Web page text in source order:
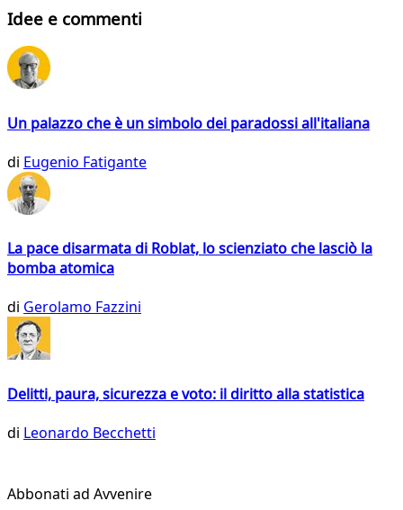
Idee e commenti
Un palazzo che è un simbolo dei paradossi all'italiana
di Eugenio Fatigante
La pace disarmata di Roblat, lo scienziato che lasciò la
bomba atomica
di Gerolamo Fazzini
Delitti, paura, sicurezza e voto: il diritto alla statistica
di Leonardo Becchetti
Abbonati ad Avvenire